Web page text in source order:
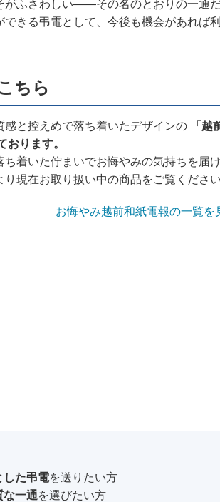
がふさわしい——その名のとおりの一通だ
きる弔電として、今後も機会があれば
ちら
と控えめで落ち着いたデザインの 「越
ります。
着いた佇まいでお悔やみの気持ちを届
現在お取り扱い中の商品をご覧ください
お悔やみ越前和紙電報の一覧を
した弔電を送りたい方
な一通を選びたい方